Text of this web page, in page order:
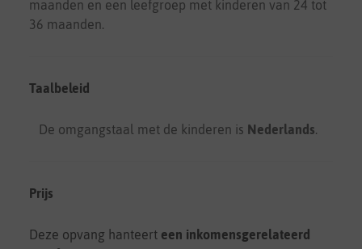
maanden en een leefgroep met kinderen van 24 tot
36 maanden.
Taalbeleid
De omgangstaal met de kinderen is Nederlands
Prijs
Deze opvang hanteert een inkomensgerelateerd